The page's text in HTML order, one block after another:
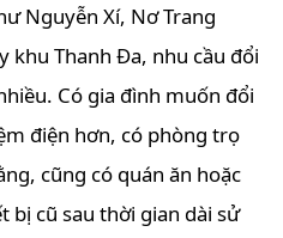
Nguyễn Xí, Nơ Trang
khu Thanh Đa, nhu cầu đổi
Có gia đình muốn đổi
điện hơn, có phòng trọ
cũng có quán ăn hoặc
bị cũ sau thời gian dài sử